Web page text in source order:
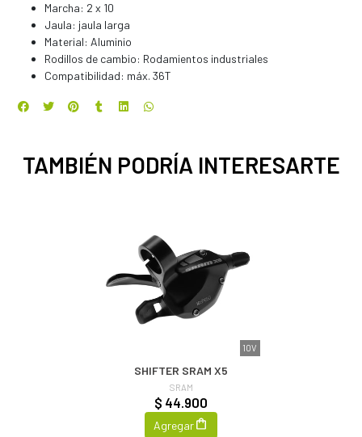
Marcha: 2 x 10
Jaula: jaula larga
Material: Aluminio
Rodillos de cambio: Rodamientos industriales
Compatibilidad: máx. 36T
TAMBIÉN PODRÍA INTERESARTE
10V
SHIFTER SRAM X5
SRAM
$ 44.900
Agregar